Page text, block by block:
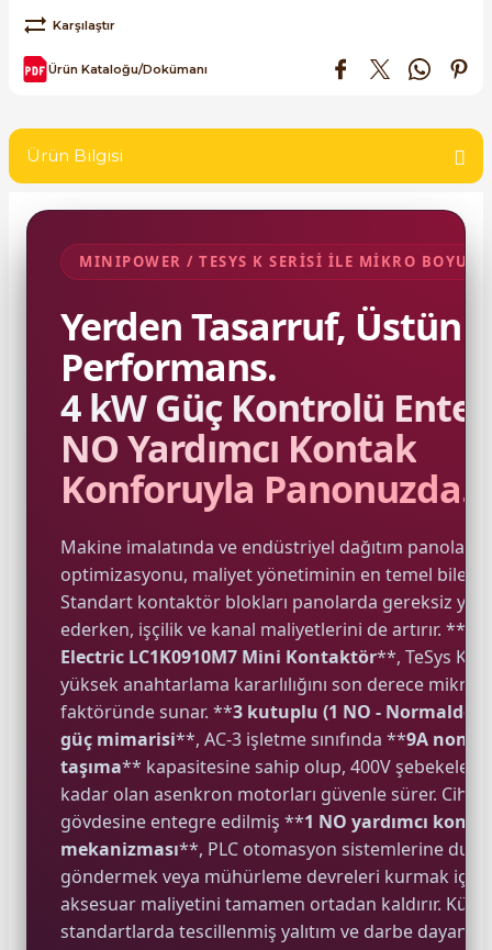
Kesiciler
Yol Vericiler
Pako Şalterler
SIMATIC TIA PORTAL HMI Yazılımları
SIMATIC Yazılım Paketleri
SIMOTION Hareket Kontrol Üniteleri
Karşılaştır
Ürün Kataloğu/Dokümanı
Ürün Bilgisi
MINIPOWER / TESYS K SERİSİ İLE MİKRO
Yerden Tasarruf, Üstün
Performans.
4 kW Güç Kontrolü
NO Yardımcı Kontak
Konforuyla Panonuzda.
Makine imalatında ve endüstriyel dağıtım
optimizasyonu, maliyet yönetiminin en temel
Standart kontaktör blokları panolarda gereksiz yer
ederken, işçilik ve kanal maliyetlerini de artırır. **
Electric LC1K0910M7 Mini Kontaktör**, TeSys K
yüksek anahtarlama kararlılığını son derece mikro
faktöründe sunar. **3 kutuplu (1 NO - Normalde
güç mimarisi**, AC-3 işletme sınıfında **9A
taşıma** kapasitesine sahip olup, 400V
kadar olan asenkron motorları güvenle sürer.
gövdesine entegre edilmiş **1 NO yardımcı
mekanizması**, PLC otomasyon sistemlerine
göndermek veya mühürleme devreleri kurmak için
aksesuar maliyetini tamamen ortadan kaldırır.
standartlarda tescillenmiş yalıtım ve darbe dayanım